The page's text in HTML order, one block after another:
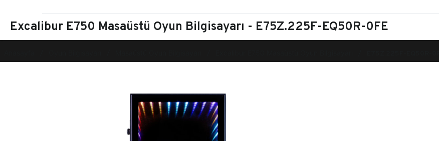
Excalibur E750 Masaüstü Oyun Bilgisayarı - E75Z.225F-EQ50R-0FE